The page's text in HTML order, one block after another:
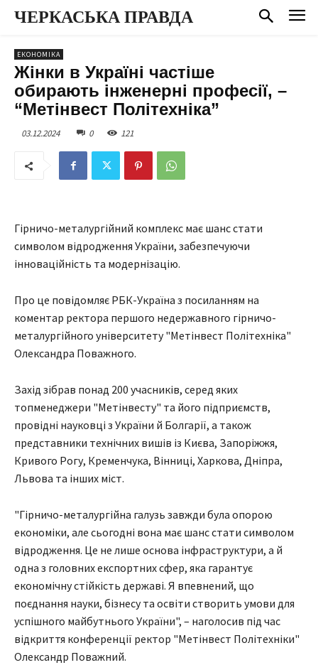
ЧЕРКАСЬКА ПРАВДА
ЕКОНОМІКА
Жінки в Україні частіше
обирають інженерні професії, –
“Метінвест Політехніка”
03.12.2024 0 121
Гірничо-металургійний комплекс має шанс стати
символом відродження України, забезпечуючи
інноваційність та модернізацію.
Про це повідомляє РБК-Україна з посиланням на
коментар ректора першого недержавного гірничо-
металургійного університету "Метінвест Політехніка"
Олександра Поважного.
Захід зібрав понад 200 учасників, серед яких
топменеджери "Метінвесту" та його підприємств,
провідні науковці з України й Болгарії, а також
представники технічних вишів із Києва, Запоріжжя,
Кривого Рогу, Кременчука, Вінниці, Харкова, Дніпра,
Львова та інших міст.
"Гірничо-металургійна галузь завжди була опорою
економіки, але сьогодні вона має шанс стати символом
відродження. Це не лише основа інфраструктури, а й
одна з головних експортних сфер, яка гарантує
економічну стійкість державі. Я впевнений, що
поєднання науки, бізнесу та освіти створить умови для
успішного майбутнього України", – наголосив під час
відкриття конференції ректор "Метінвест Політехніки"
Олександр Поважний.